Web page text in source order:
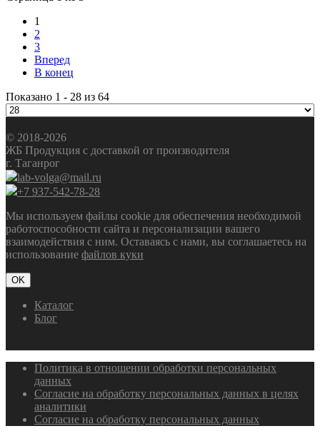
1
2
3
Вперед
В конец
Показано 1 - 28 из 64
© 2018-2026
ЖБ Продукция с доставкой от производителя
г. Таганрог
lab-volga@mail.ru
+7 937-542-78-28
Мы используем файлы cookie для обеспечения необходимой
работоспособности сайта и персонализации вашего
взаимодействия с ним. Оставаясь с нами, вы соглашаетесь на
использование файлов куки
OK
Каталог
Блог
Политика в отношении обработки персональных
данных
Согласие на обработку персональных данных в целях
аналитики
Согласие на обработку персональных данных